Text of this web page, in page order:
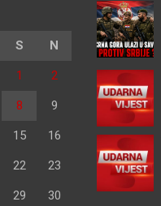
S N
1 2
8 9
15 16
22 23
29 30